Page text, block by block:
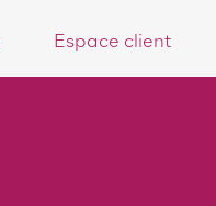
Espace client